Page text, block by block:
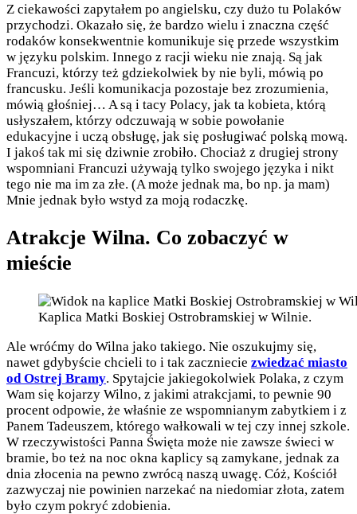
Z ciekawości zapytałem po angielsku, czy dużo tu Polaków
przychodzi. Okazało się, że bardzo wielu i znaczna część
rodaków konsekwentnie komunikuje się przede wszystkim
w języku polskim. Innego z racji wieku nie znają. Są jak
Francuzi, którzy też gdziekolwiek by nie byli, mówią po
francusku. Jeśli komunikacja pozostaje bez zrozumienia,
mówią głośniej… A są i tacy Polacy, jak ta kobieta, którą
usłyszałem, którzy odczuwają w sobie powołanie
edukacyjne i uczą obsługę, jak się posługiwać polską mową.
I jakoś tak mi się dziwnie zrobiło. Chociaż z drugiej strony
wspomniani Francuzi używają tylko swojego języka i nikt
tego nie ma im za złe. (A może jednak ma, bo np. ja mam)
Mnie jednak było wstyd za moją rodaczkę.
Atrakcje Wilna. Co zobaczyć w
mieście
Kaplica Matki Boskiej Ostrobramskiej w Wilnie.
Ale wróćmy do Wilna jako takiego. Nie oszukujmy się,
nawet gdybyście chcieli to i tak zaczniecie zwiedzać miasto
od Ostrej Bramy. Spytajcie jakiegokolwiek Polaka, z czym
Wam się kojarzy Wilno, z jakimi atrakcjami, to pewnie 90
procent odpowie, że właśnie ze wspomnianym zabytkiem i z
Panem Tadeuszem, którego wałkowali w tej czy innej szkole.
W rzeczywistości Panna Święta może nie zawsze świeci w
bramie, bo też na noc okna kaplicy są zamykane, jednak za
dnia złocenia na pewno zwrócą naszą uwagę. Cóż, Kościół
zazwyczaj nie powinien narzekać na niedomiar złota, zatem
było czym pokryć zdobienia.